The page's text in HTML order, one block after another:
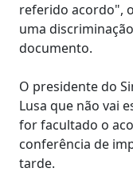
referido acordo",
uma
documento.
O presidente do
Lusa que não vai
for facultado o
conferência de
tarde.